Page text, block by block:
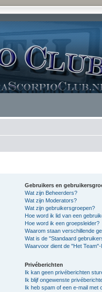
Gebruikers en
Wat zijn Beheerders?
Wat zijn Moderators?
Wat zijn gebruikersgroepen?
Hoe word ik lid van een
Hoe word ik een groepsleider?
Waarom staan verschillende
Wat is de "Standaard
Waarvoor dient de "Het Team"-
Privéberichten
Ik kan geen privéberichten
Ik blijf ongewenste
Ik heb spam of een e-mail met